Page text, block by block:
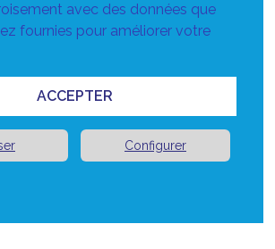
avec des données que
fournies pour améliorer votre
ACCEPTER
Configurer